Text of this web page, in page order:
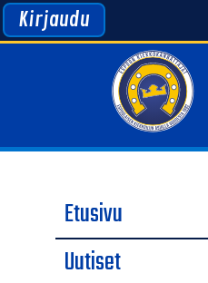
Kirjaudu
Etusivu
Uutiset